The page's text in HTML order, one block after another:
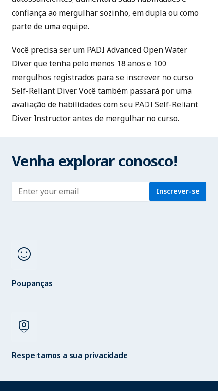
confiança ao mergulhar sozinho, em dupla ou como
parte de uma equipe.
Você precisa ser um PADI Advanced Open Water
Diver que tenha pelo menos 18 anos e 100
mergulhos registrados para se inscrever no curso
Self-Reliant Diver. Você também passará por uma
avaliação de habilidades com seu PADI Self-Reliant
Diver Instructor antes de mergulhar no curso.
Venha explorar conosco!
Enter address Inscrever-se
sentiment_satisfied
Poupanças
shield_person
Respeitamos a sua privacidade